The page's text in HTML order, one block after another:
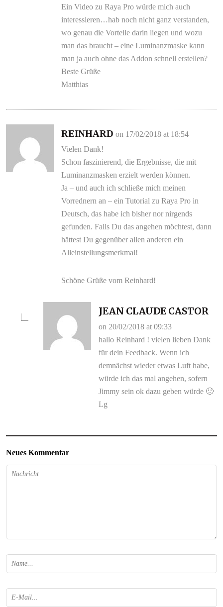
Ein Video zu Raya Pro würde mich auch
interessieren…hab noch nicht ganz verstanden,
wo genau die Vorteile darin liegen und wozu
man das braucht – eine Luminanzmaske kann
man ja auch ohne das Addon schnell erstellen?
Beste Grüße
Matthias
REINHARD on 17/02/2018 at 18:54
Vielen Dank!
Schon faszinierend, die Ergebnisse, die mit
Luminanzmasken erzielt werden können.
Ja – und auch ich schließe mich meinen
Vorrednern an – ein Tutorial zu Raya Pro in
Deutsch, das habe ich bisher nor nirgends
gefunden. Falls Du das angehen möchtest, dann
hättest Du gegenüber allen anderen ein
Alleinstellungsmerkmal!
Schöne Grüße vom Reinhard!
JEAN CLAUDE CASTOR
on 20/02/2018 at 09:33
hallo Reinhard ! vielen lieben Dank
für dein Feedback. Wenn ich
demnächst wieder etwas Luft habe,
würde ich das mal angehen, sofern
Jimmy sein ok dazu geben würde 🙂
Lg
Neues Kommentar